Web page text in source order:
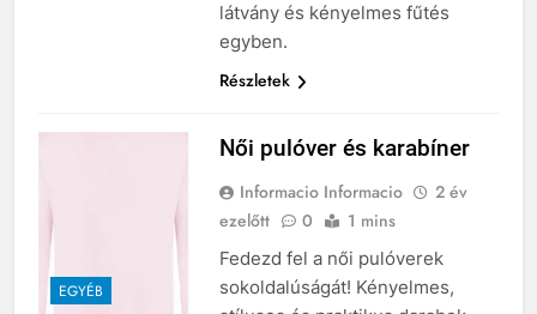
látvány és kényelmes fűtés
egyben.
Részletek
EGYÉB
Női pulóver és karabíner
Informacio Informacio
2 év
ezelőtt
0 1 mins
Fedezd fel a női pulóverek
sokoldalúságát! Kényelmes,